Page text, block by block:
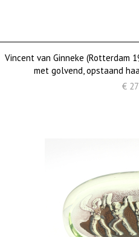
Vincent van Ginneke (Rotterdam
met golvend, opstaand
€